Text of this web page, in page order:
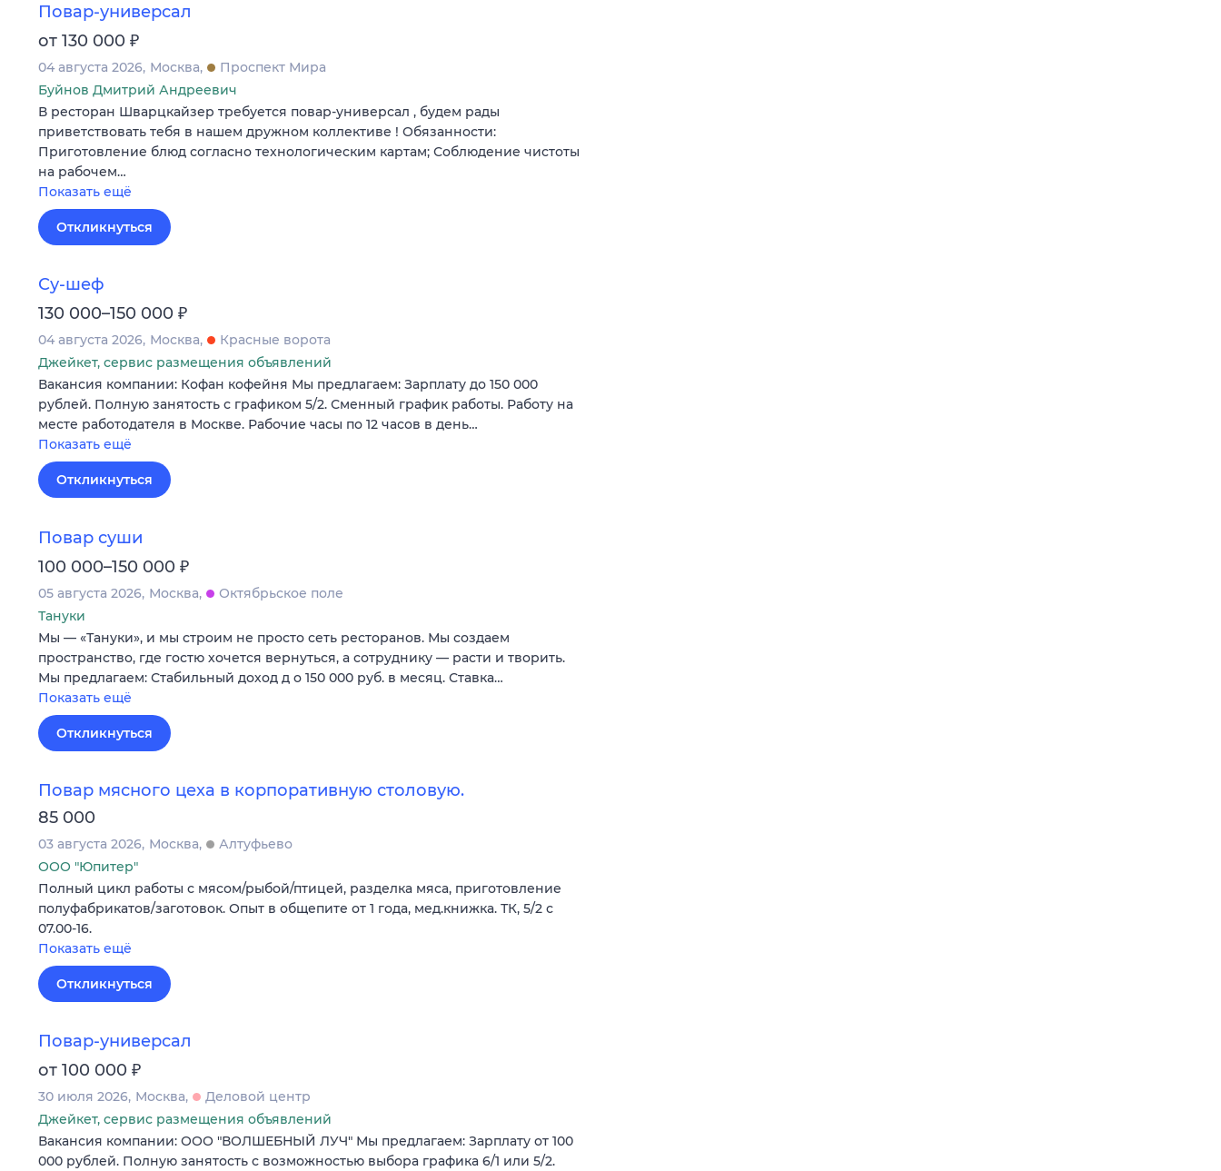
Повар-универсал
от 130 000 ₽
04 августа 2026 Москва
Проспект Мира
Буйнов Дмитрий Андреевич
В ресторан Шварцкайзер требуется повар-универсал , будем рады
приветствовать тебя в нашем дружном коллективе ! Обязанности:
Приготовление блюд согласно технологическим картам; Соблюдение чистоты
на рабочем…
Показать ещё
Откликнуться
Су-шеф
130 000–150 000 ₽
04 августа 2026 Москва
Красные ворота
Джейкет, сервис размещения объявлений
Вакансия компании: Кофан кофейня Мы предлагаем: Зарплату до 150 000
рублей. Полную занятость с графиком 5/2. Сменный график работы. Работу на
месте работодателя в Москве. Рабочие часы по 12 часов в день…
Показать ещё
Откликнуться
Повар суши
100 000–150 000 ₽
05 августа 2026 Москва
Октябрьское поле
Тануки
Мы — «Тануки», и мы строим не просто сеть ресторанов. Мы создаем
пространство, где гостю хочется вернуться, а сотруднику — расти и творить.
Мы предлагаем: Стабильный доход д о 150 000 руб. в месяц. Ставка…
Показать ещё
Откликнуться
Повар мясного цеха в корпоративную столовую.
85 000
03 августа 2026 Москва
Алтуфьево
ООО "Юпитер"
Полный цикл работы с мясом/рыбой/птицей, разделка мяса, приготовление
полуфабрикатов/заготовок. Опыт в общепите от 1 года, мед.книжка. ТК, 5/2 с
07.00-16.
Показать ещё
Откликнуться
Повар-универсал
от 100 000 ₽
30 июля 2026 Москва
Деловой центр
Джейкет, сервис размещения объявлений
Вакансия компании: ООО "ВОЛШЕБНЫЙ ЛУЧ" Мы предлагаем: Зарплату от 100
000 рублей. Полную занятость с возможностью выбора графика 6/1 или 5/2.